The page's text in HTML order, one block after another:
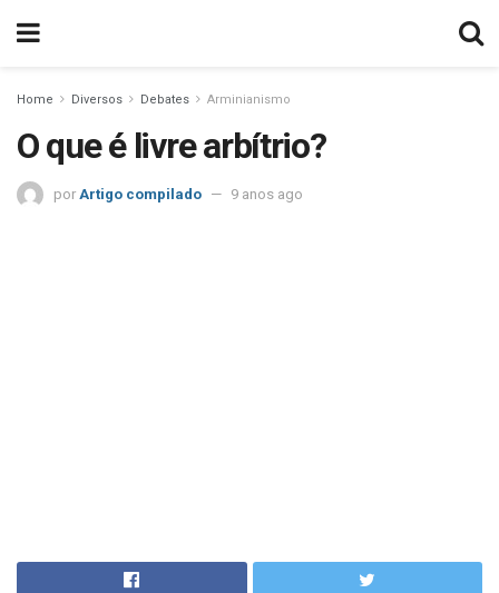
Home Diversos Debates Arminianismo
O que é livre arbítrio?
por Artigo compilado 9 anos ago